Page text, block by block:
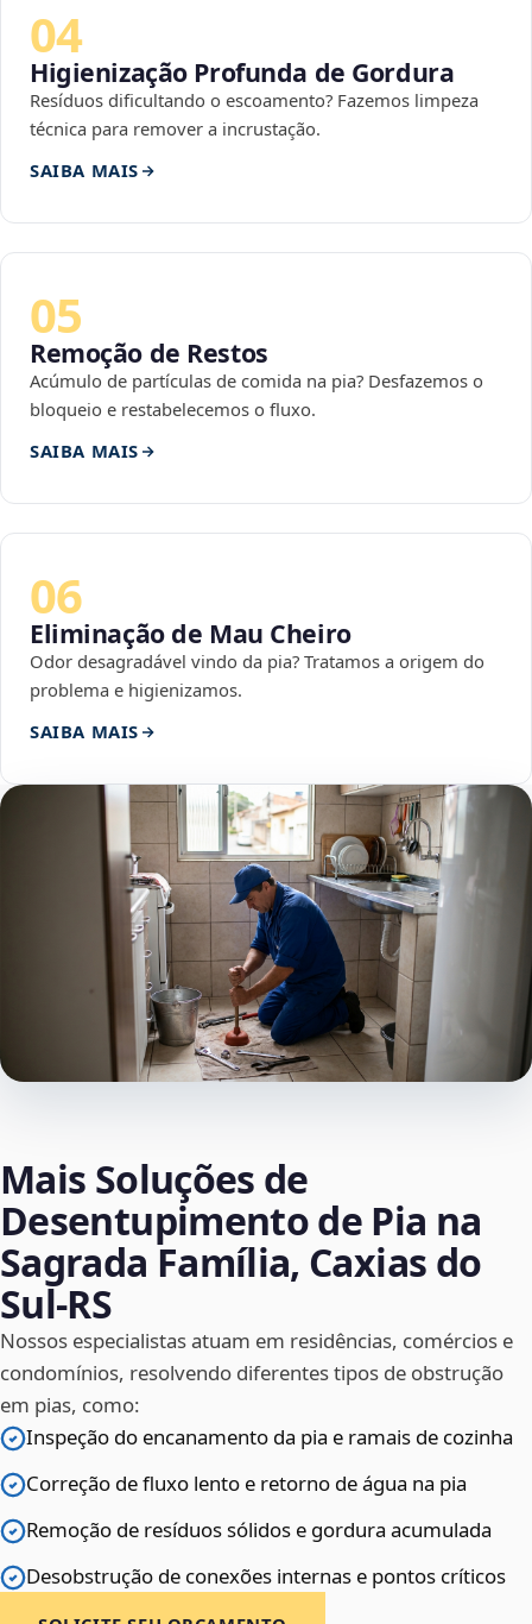
04
Higienização Profunda de Gordura
Resíduos dificultando o escoamento? Fazemos limpeza
técnica para remover a incrustação.
SAIBA MAIS
05
Remoção de Restos
Acúmulo de partículas de comida na pia? Desfazemos o
bloqueio e restabelecemos o fluxo.
SAIBA MAIS
06
Eliminação de Mau Cheiro
Odor desagradável vindo da pia? Tratamos a origem do
problema e higienizamos.
SAIBA MAIS
Mais Soluções de
Desentupimento de Pia na
Sagrada Família, Caxias do
Sul‑RS
Nossos especialistas atuam em residências, comércios e
condomínios, resolvendo diferentes tipos de obstrução
em pias, como:
Inspeção do encanamento da pia e ramais de cozinha
Correção de fluxo lento e retorno de água na pia
Remoção de resíduos sólidos e gordura acumulada
Desobstrução de conexões internas e pontos críticos